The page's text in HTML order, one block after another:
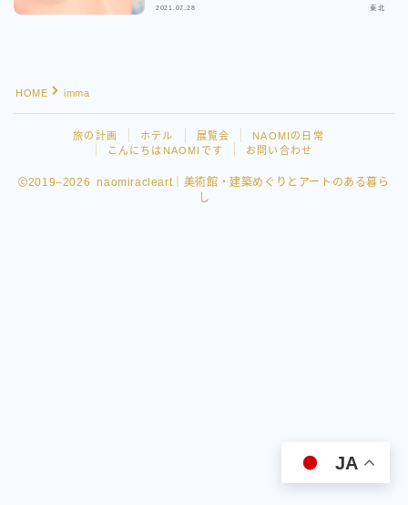
こんにちはNAOMIです
2021.07.28 東北
HOME imma
旅の計画 ホテル 展覧会
NAOMIの日常
こんにちはNAOMIです
お問い合わせ
2019–2026 naomiracleart｜美術館・建築めぐりとアートのある暮ら
し
JA